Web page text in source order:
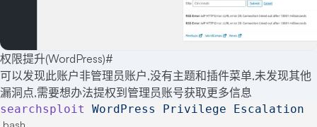
权限提升(WordPress)#
可以发现此账户非管理员账户,没有主题和插件菜单,未发现其他
漏洞点,需要想办法提权到管理员账号获取更多信息
searchsploit WordPress Privilege Escalation
bash